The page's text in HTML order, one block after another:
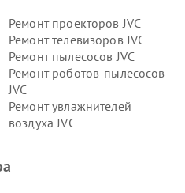
Ремонт проекторов JVC
Ремонт телевизоров JVC
Ремонт пылесосов JVC
Ремонт роботов-пылесосов
JVC
Ремонт увлажнителей
воздуха JVC